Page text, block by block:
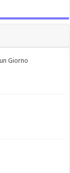
Giorno